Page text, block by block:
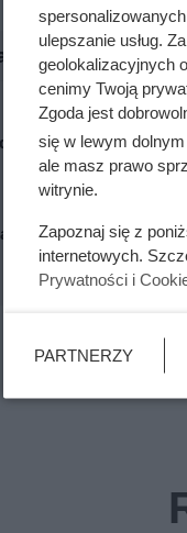
Kijów, ale
prostytutki na
ulepszanie usług.
geolokalizacyjnych
cenimy Twoją
Zgoda jest
się w lewym
ale masz prawo
witrynie.
Zapoznaj się z
internetowych.
Prywatności i
PARTNERZY